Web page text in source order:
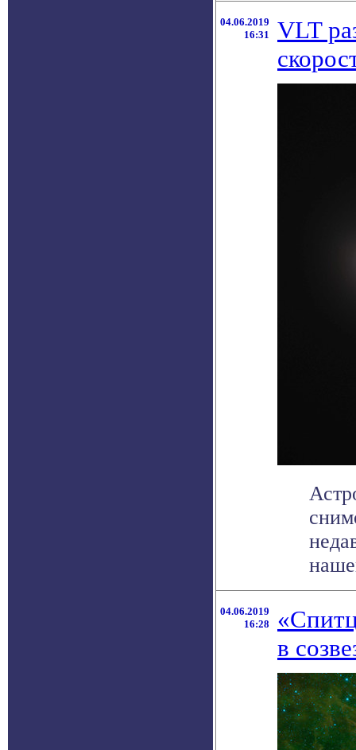
04.06.2019
16:31
VLT
04.06.2019
16:28
в